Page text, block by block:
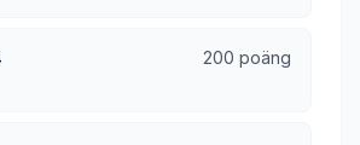
200 poäng